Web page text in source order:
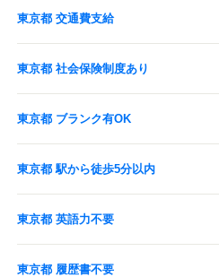
東京都 交通費支給
東京都 社会保険制度あり
東京都 ブランク有OK
東京都 駅から徒歩5分以内
東京都 英語力不要
東京都 履歴書不要